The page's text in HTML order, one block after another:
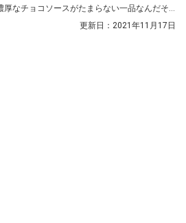
厚なチョコソースがたまらない一品なんだそ
更新日： 2021年11月17日